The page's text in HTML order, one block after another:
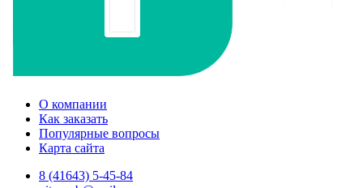
О компании
Как заказать
Популярные вопросы
Карта сайта
8 (41643) 5-45-84